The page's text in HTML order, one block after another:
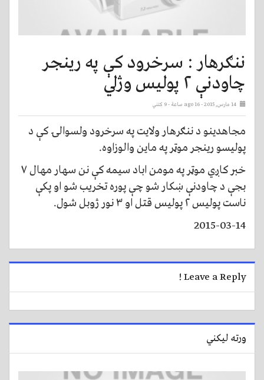
ننګرهار : سرخرود کې په رينجر
چاودنې ۲ پوليس وژلي
14 مارس, 2015 - ago 16 ساعة - 9 کتني
مجاهدينو د ننګرهار ولايت په سرخرود ولسوالۍ کې د
پوليسو رينجر موټر په ماين والوزاوه.
خبر کاږي موټر په مومن اباد سيمه کې نن سهار مهال ۷
بجې د چاودنې ښکار شو چې پوره تخريب شو او پکې
ناست پوليس ۲ پوليس قتل او ۳ نور ژوبل شول.
2015-03-14
Leave a Reply !
ورته لیکني